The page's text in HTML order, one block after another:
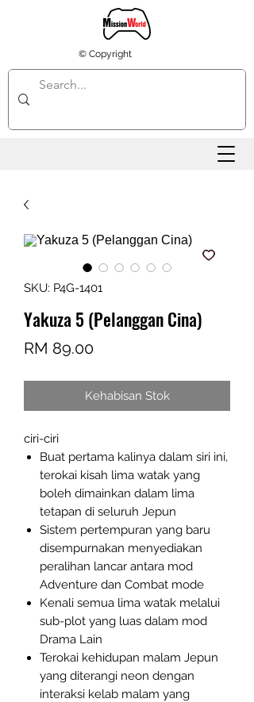
© Copyright
SKU: P4G-1401
Yakuza 5 (Pelanggan Cina)
RM 89.00Harga
Kehabisan Stok
ciri-ciri
Buat pertama kalinya dalam siri ini,
terokai kisah lima watak yang
boleh dimainkan dalam lima
tetapan di seluruh Jepun
Sistem pertempuran yang baru
disempurnakan menyediakan
peralihan lancar antara mod
Adventure dan Combat mode
Kenali semua lima watak melalui
sub-plot yang luas dalam mod
Drama Lain
Terokai kehidupan malam Jepun
yang diterangi neon dengan
interaksi kelab malam yang